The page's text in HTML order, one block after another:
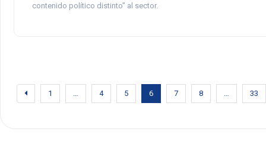
contenido político distinto” al sector.
1 4 5 6 7 8 33